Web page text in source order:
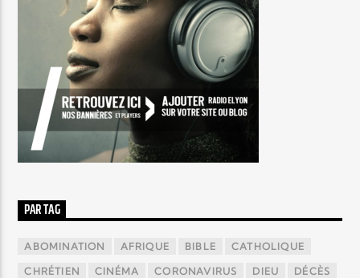
PAR TAG
ABOMINATION AFRIQUE BIBLE CATHOLIQUE
CHRÉTIEN CINÉMA CORONAVIRUS DIEU DÉCÈS